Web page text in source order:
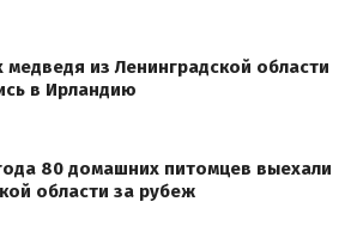
из Ленинградской области
в Ирландию
80 домашних питомцев выехали
области за рубеж